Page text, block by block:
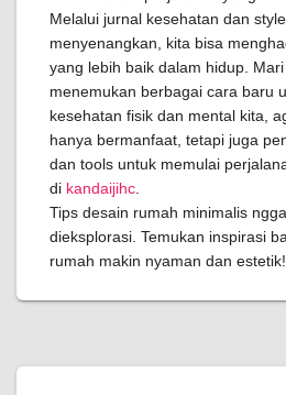
Melalui jurnal kesehatan dan
menyenangkan, kita bisa
yang lebih baik dalam hidup.
menemukan berbagai cara baru
kesehatan fisik dan mental kita,
hanya bermanfaat, tetapi juga
dan tools untuk memulai
di kandaijihc
Tips desain rumah minimalis
dieksplorasi. Temukan inspirasi
rumah makin nyaman dan estetik!